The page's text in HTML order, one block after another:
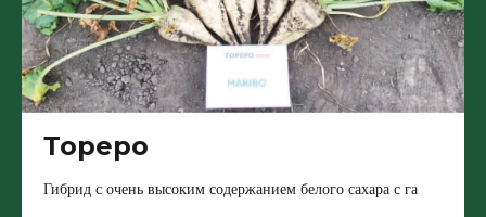
Тореро
Гибрид с очень высоким содержанием белого сахара с га